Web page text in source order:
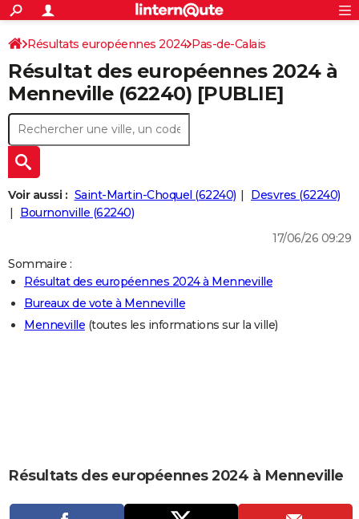
ACTUALITÉS
Politique
Société
Faits Divers
Education
Monde
Villes
+
SPORT
Coupe du monde 2026
Football
Tennis
Cyclisme
Rugby
Forum
Programme TV
TNT
Streaming
Cinéma
Sorties cinéma
Musique
+
FINANCE
Retraite
Impôts
Epargne
Immobilier
Risques naturels par ville
Banque
Assurance
Crédit
AUTO
Essais
Réserver un essai
Citadines
Berlines
SUV
Forum auto
+
HIGH-TECH
Mobiles
Meilleur smartphone
Internet
Ordinateurs
Jeux vidéo
Guide high-tech
BRICOLAGE
Guides de France
Escapades
Patrimoine
Expositions
Musées
Week-end nature
LIFESTYLE
Art de vivre
Bien-être
Loisirs
Mode
Modes de vie
CARTE DE VOEUX
Carte de Noël
Carte Bonne année
Carte Saint-Valentin
Carte Pâques
Carte d'anniversaire
DICTIONNAIRE
S'inscrire
Connexion
Résultats européennes 2024 Pas-de-Calais
Résultat des européennes 2024 à
Menneville (62240) [PUBLIE]
Voir aussi : Saint-Martin-Choquel (62240)
Desvres (62240)
Bournonville (62240)
17/06/26 09:29
Sommaire :
Résultat des européennes 2024 à Menneville
Bureaux de vote à Menneville
Menneville (toutes les informations sur la ville)
Résultats des européennes 2024 à Menneville